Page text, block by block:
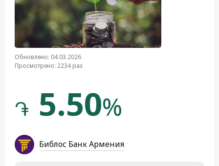
Обновлено: 04.03.2026
Просмотрено: 2234 раз
֏ 5.50%
Библос Банк Армения